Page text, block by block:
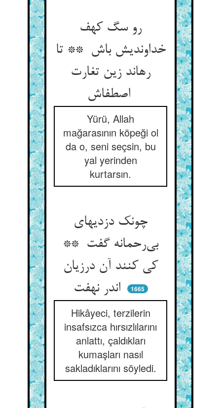
رو سگ کهف
خداوندیش باش ** تا
رهاند زین تغارت
اصطفاش
Yürü, Allah
mağarasının köpeği ol
da o, seni seçsin, bu
yal yerinden
kurtarsın.
چونک دزدیهای
بی‌رحمانه گفت **
کی کنند آن درزیان
اندر نهفت
1665
Hikâyeci, terzilerin
insafsızca hırsızlılarını
anlattı, çaldıkları
kumaşları nasıl
sakladıklarını söyledi.